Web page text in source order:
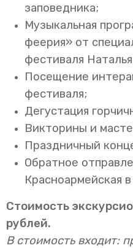
заповедника;
Музыкальная
феерия» от
фестиваля
Посещение
фестиваля;
Дегустация
Викторины и
Праздничный
Обратное
Красноармейская в
Стоимость
рублей.
В стоимость входит: